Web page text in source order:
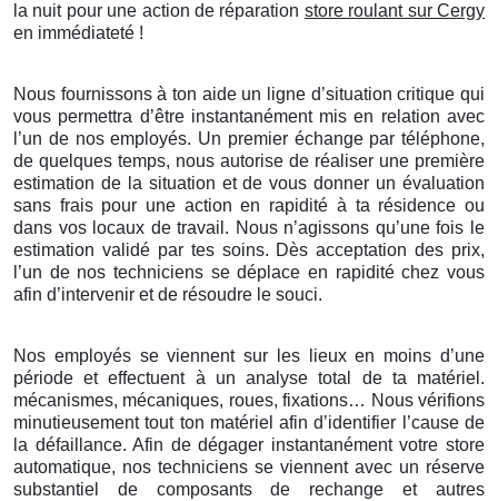
la nuit pour une action de réparation store roulant sur Cergy
en immédiateté !
Nous fournissons à ton aide un ligne d’situation critique qui
vous permettra d’être instantanément mis en relation avec
l’un de nos employés. Un premier échange par téléphone,
de quelques temps, nous autorise de réaliser une première
estimation de la situation et de vous donner un évaluation
sans frais pour une action en rapidité à ta résidence ou
dans vos locaux de travail. Nous n’agissons qu’une fois le
estimation validé par tes soins. Dès acceptation des prix,
l’un de nos techniciens se déplace en rapidité chez vous
afin d’intervenir et de résoudre le souci.
Nos employés se viennent sur les lieux en moins d’une
période et effectuent à un analyse total de ta matériel.
mécanismes, mécaniques, roues, fixations… Nous vérifions
minutieusement tout ton matériel afin d’identifier l’cause de
la défaillance. Afin de dégager instantanément votre store
automatique, nos techniciens se viennent avec un réserve
substantiel de composants de rechange et autres